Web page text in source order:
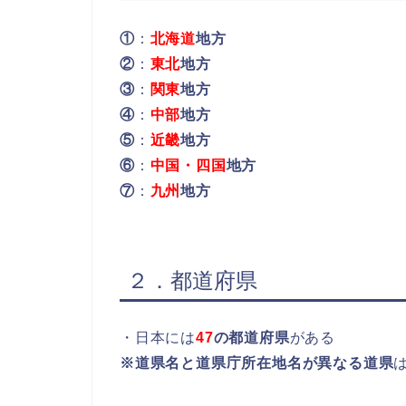
①： 北海道地方
②： 東北地方
③： 関東地方
④： 中部地方
⑤： 近畿地方
⑥： 中国・四国地方
⑦： 九州地方
２．都道府県
・日本には47の都道府県がある
※道県名と道県庁所在地名が異なる道県